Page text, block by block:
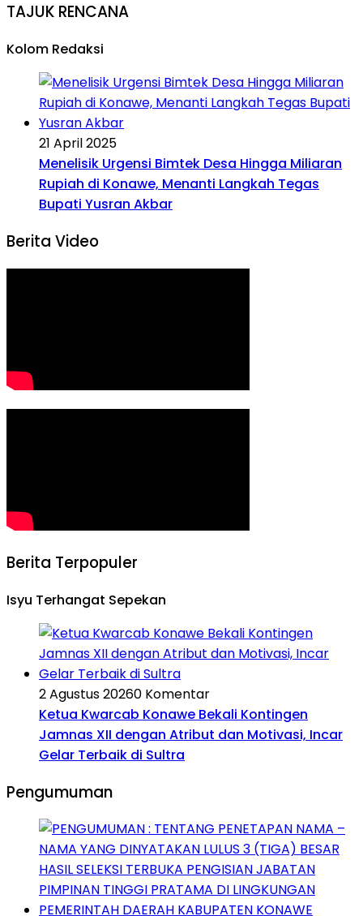
TAJUK RENCANA
Kolom Redaksi
21 April 2025
Menelisik Urgensi Bimtek Desa Hingga Miliaran
Rupiah di Konawe, Menanti Langkah Tegas
Bupati Yusran Akbar
Berita Video
Berita Terpopuler
Isyu Terhangat Sepekan
2 Agustus 20260 Komentar
Ketua Kwarcab Konawe Bekali Kontingen
Jamnas XII dengan Atribut dan Motivasi, Incar
Gelar Terbaik di Sultra
Pengumuman